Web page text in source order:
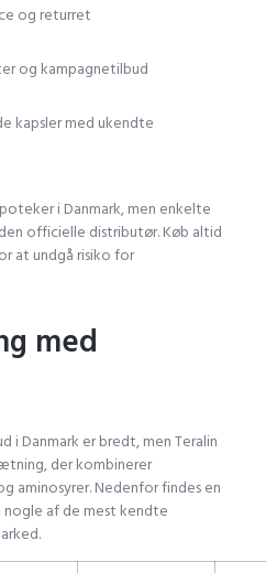
og returret
og kampagnetilbud
kapsler med ukendte
i Danmark, men enkelte
officielle distributør. Køb altid
at undgå risiko for
med
Danmark er bredt, men Teralin
der kombinerer
aminosyrer. Nedenfor findes en
af de mest kendte